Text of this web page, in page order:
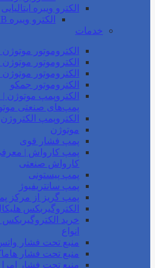
الکترو ویبره ایتالیایی
الکترو ویبره OMB
خدمات
الکتروموتور
الکتروموتور
الکتروموتور
الکتروموتور جمکو
الکتروپمپ موتوژن
پمپ‌های صنعتی
الکتروپمپ الکتروژن
موتوژن
پمپ فشار قوی
پمپ کارواش |
کارواش صنعتی
پمپ پیستونی
پمپ سانتریفیوژ
پمپ گریز از مرکز
الکتروگیربکس
خرید
انواع
منبع تحت فشار
منبع تحت فشار
منبع تحت فشار امرا